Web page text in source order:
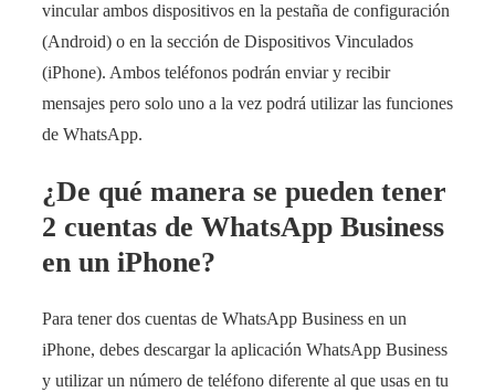
vincular ambos dispositivos en la pestaña de configuración
(Android) o en la sección de Dispositivos Vinculados
(iPhone). Ambos teléfonos podrán enviar y recibir
mensajes pero solo uno a la vez podrá utilizar las funciones
de WhatsApp.
¿De qué manera se pueden tener
2 cuentas de WhatsApp Business
en un iPhone?
Para tener dos cuentas de WhatsApp Business en un
iPhone, debes descargar la aplicación WhatsApp Business
y utilizar un número de teléfono diferente al que usas en tu